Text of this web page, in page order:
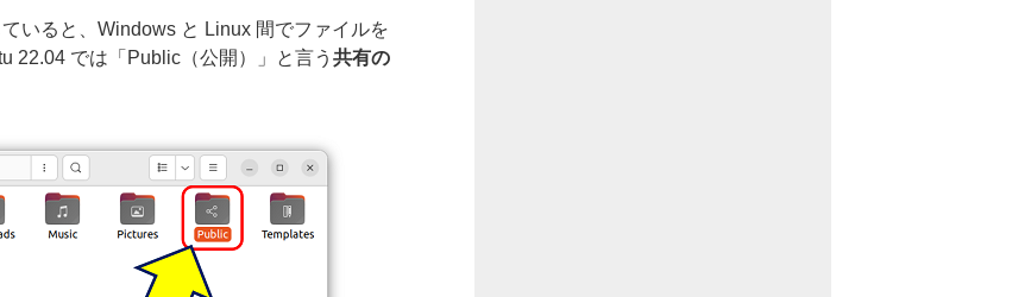
いると、Windows と Linux 間でファイルを
22.04 では「Public（公開）」と言う 共有の